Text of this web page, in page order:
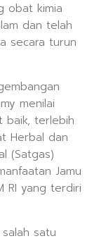
obat kimia
dan telah
secara turun
menilai
baik, terlebih
Herbal dan
(Satgas)
Jamu
RI yang terdiri
satu